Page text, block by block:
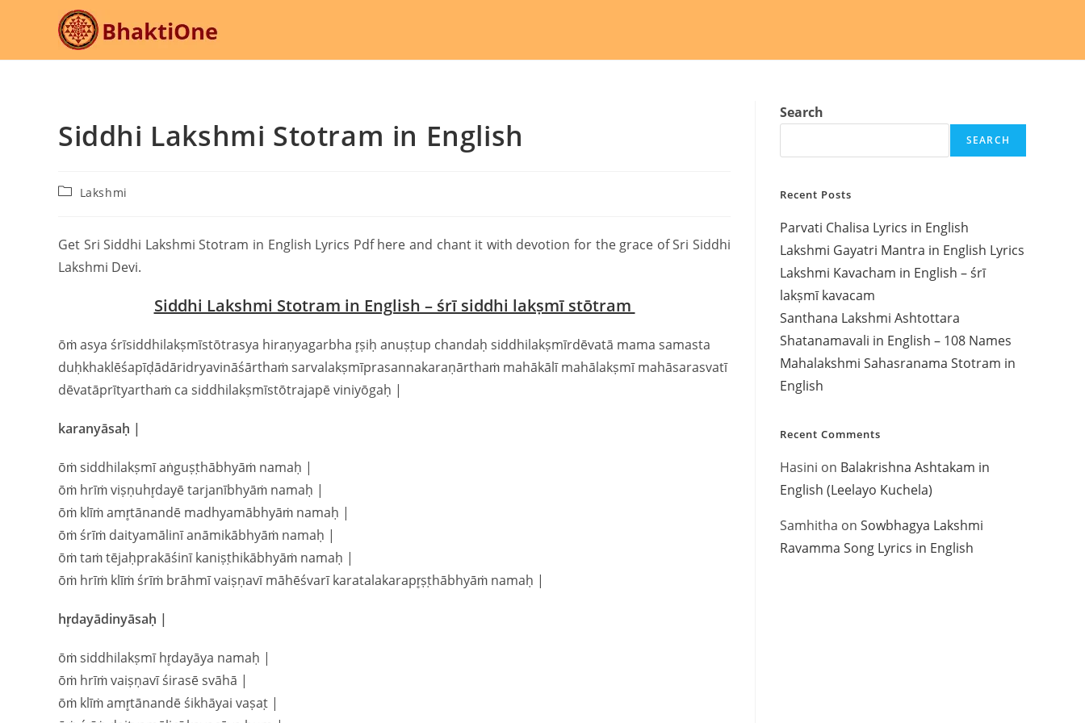
Siddhi Lakshmi Stotram in English
PostLakshmi
Get Sri Siddhi Lakshmi Stotram in English Lyrics Pdf here and chant it with devotion for the grace of Sri Siddhi
Lakshmi Devi.
Siddhi Lakshmi Stotram in English – śrī siddhi lakṣmī stōtram
ōṁ asya śrīsiddhilakṣmīstōtrasya hiraṇyagarbha r̥ṣiḥ anuṣṭup chandaḥ siddhilakṣmīrdēvatā mama samasta
duḥkhaklēśapīḍādāridryavināśārthaṁ sarvalakṣmīprasannakaraṇārthaṁ mahākālī mahālakṣmī mahāsarasvatī
dēvatāprītyarthaṁ ca siddhilakṣmīstōtrajapē viniyōgaḥ |
karanyāsaḥ |
ōṁ siddhilakṣmī aṅguṣṭhābhyāṁ namaḥ |
ōṁ hrīṁ viṣṇuhr̥dayē tarjanībhyāṁ namaḥ |
ōṁ klīṁ amr̥tānandē madhyamābhyāṁ namaḥ |
ōṁ śrīṁ daityamālinī anāmikābhyāṁ namaḥ |
ōṁ taṁ tējaḥprakāśinī kaniṣṭhikābhyāṁ namaḥ |
ōṁ hrīṁ klīṁ śrīṁ brāhmī vaiṣṇavī māhēśvarī karatalakarapr̥ṣṭhābhyāṁ namaḥ |
hr̥dayādinyāsaḥ |
ōṁ siddhilakṣmī hr̥dayāya namaḥ |
ōṁ hrīṁ vaiṣṇavī śirasē svāhā |
ōṁ klīṁ amr̥tānandē śikhāyai vaṣaṭ |
Search
SEARCH
Recent Posts
Parvati Chalisa Lyrics in English
Lakshmi Gayatri Mantra in English Lyrics
Lakshmi Kavacham in English – śrī
lakṣmī kavacam
Santhana Lakshmi Ashtottara
Shatanamavali in English – 108 Names
Mahalakshmi Sahasranama Stotram in
English
Recent Comments
Hasini on Balakrishna Ashtakam in
English (Leelayo Kuchela)
Samhitha on Sowbhagya Lakshmi
Ravamma Song Lyrics in English